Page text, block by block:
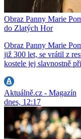
Obraz Panny Marie
do Zlatých Hor
Obraz Panny Marie
již 300 let, se vrátil z
kostele jej slavnostně
Aktuálně.cz - Magazín
dnes, 12:17